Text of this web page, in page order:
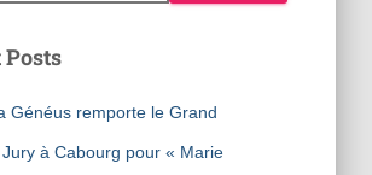
Posts
Généus remporte le Grand
à Cabourg pour « Marie